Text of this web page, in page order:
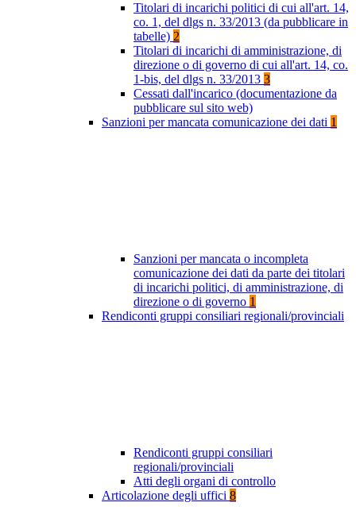
Titolari di incarichi politici di cui all'art. 14,
co. 1, del dlgs n. 33/2013 (da pubblicare in
tabelle) 2
Titolari di incarichi di amministrazione, di
direzione o di governo di cui all'art. 14, co.
1-bis, del dlgs n. 33/2013 3
Cessati dall'incarico (documentazione da
pubblicare sul sito web)
Sanzioni per mancata comunicazione dei dati 1
Sanzioni per mancata o incompleta
comunicazione dei dati da parte dei titolari
di incarichi politici, di amministrazione, di
direzione o di governo 1
Rendiconti gruppi consiliari regionali/provinciali
Rendiconti gruppi consiliari
regionali/provinciali
Atti degli organi di controllo
Articolazione degli uffici 8